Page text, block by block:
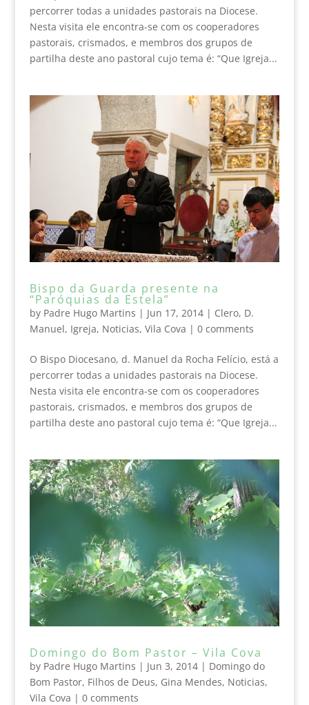
percorrer todas a unidades pastorais na Diocese.
Nesta visita ele encontra-se com os cooperadores
pastorais, crismados, e membros dos grupos de
partilha deste ano pastoral cujo tema é: “Que Igreja...
Bispo da Guarda presente na
“Paróquias da Estela”
by Padre Hugo Martins | Jun 17, 2014| Clero, D.
Manuel, Igreja, Noticias, Vila Cova | 0 comments
O Bispo Diocesano, d. Manuel da Rocha Felício, está a
percorrer todas a unidades pastorais na Diocese.
Nesta visita ele encontra-se com os cooperadores
pastorais, crismados, e membros dos grupos de
partilha deste ano pastoral cujo tema é: “Que Igreja...
Domingo do Bom Pastor – Vila Cova
by Padre Hugo Martins | Jun 3, 2014| Domingo do
Bom Pastor, Filhos de Deus, Gina Mendes, Noticias,
Vila Cova | 0 comments